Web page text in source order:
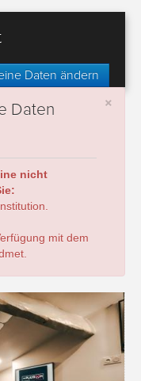
Daten ändern
×
Daten
nicht
mit dem